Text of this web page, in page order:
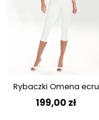
Rybaczki Omena ecru
199,00 zł